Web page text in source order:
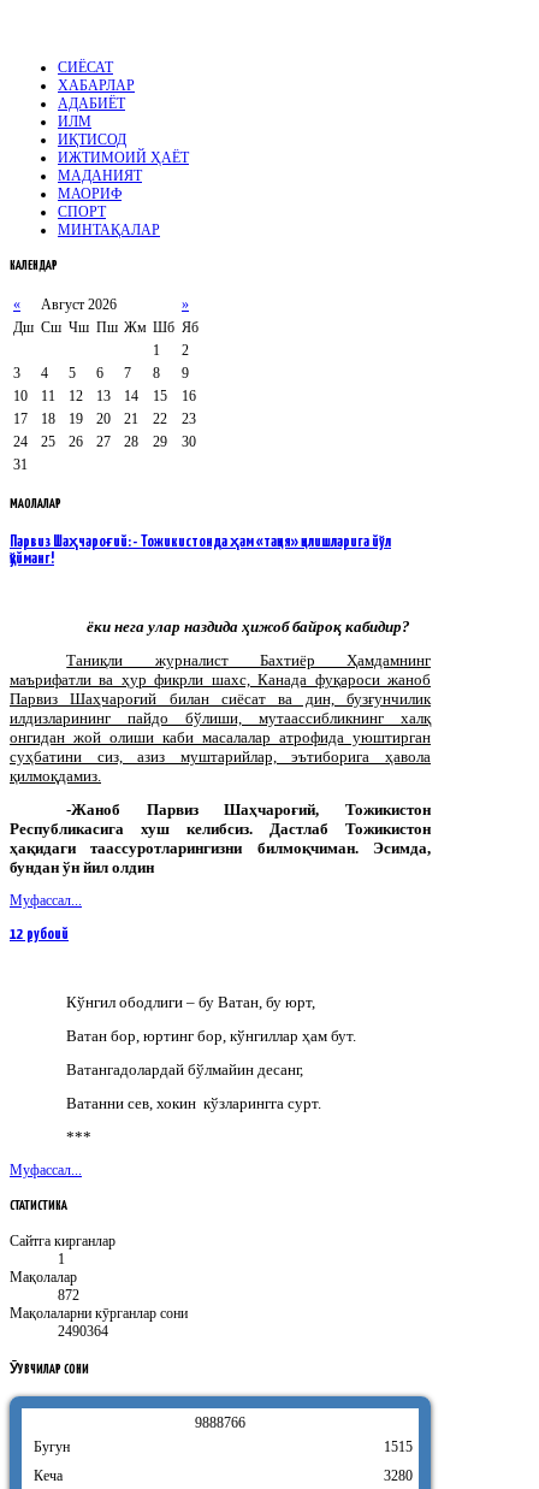
СИЁСАТ
ХАБАРЛАР
АДАБИЁТ
ИЛМ
ИҚТИСОД
ИЖТИМОИЙ ҲАЁТ
МАДАНИЯТ
МАОРИФ
СПОРТ
МИНТАҚАЛАР
КАЛЕНДАР
« Август 2026
»
Дш Сш Чш Пш Жм Шб Яб
1
2
3
4 5 6 7 8
9
10
11 12 13 14 15
16
17
18 19 20 21 22
23
24
25 26 27 28 29
30
31
МАҚОЛАЛАР
Парвиз Шаҳчароғий: - Тожикистонда ҳам «тақия» қилишларига йўл
қўйманг!
ёки нега улар наздида ҳижоб байроқ кабидир?
Таниқли журналист Бахтиёр Ҳамдамнинг
маърифатли ва ҳур фикрли шахс, Канада фуқароси жаноб
Парвиз Шаҳчароғий билан сиёсат ва дин, бузғунчилик
илдизларининг пайдо бўлиши, мутаассибликнинг халқ
онгидан жой олиши каби масалалар атрофида уюштирган
суҳбатини сиз, азиз муштарийлар, эътиборига ҳавола
қилмоқдамиз.
-Жаноб Парвиз Шаҳчароғий, Тожикистон
Республикасига хуш келибсиз. Дастлаб Тожикистон
ҳақидаги таассуротларингизни билмоқчиман. Эсимда,
бундан ўн йил олдин
Муфассал...
12 рубоий
Кўнгил ободлиги – бу Ватан, бу юрт,
Ватан бор, юртинг бор, кўнгиллар ҳам бут.
Ватангадолардай бўлмайин десанг,
Ватанни сев, хокин кўзларингга сурт.
***
Муфассал...
СТАТИСТИКА
Сайтга кирганлар
1
Мақолалар
872
Мақолаларни кӯрганлар сони
2490364
ӮҚУВЧИЛАРСОНИ
9888766
Бугун
Кеча
1515
3280